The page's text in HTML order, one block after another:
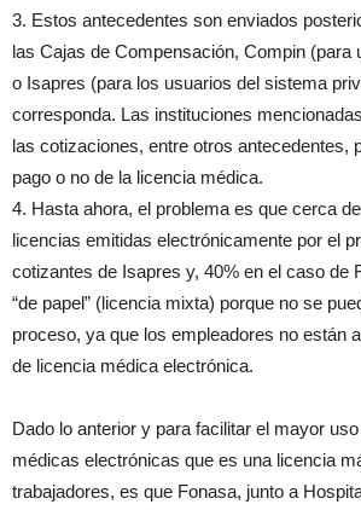
3. Estos antecedentes son enviados
las Cajas de Compensación, Compin (para
o Isapres (para los usuarios del sistema
corresponda. Las instituciones
las cotizaciones, entre otros antecedentes,
pago o no de la licencia médica.
4. Hasta ahora, el problema es que cerca
licencias emitidas electrónicamente por el
cotizantes de Isapres y, 40% en el caso de
“de papel” (licencia mixta) porque no se
proceso, ya que los empleadores no están
de licencia médica electrónica.
Dado lo anterior y para facilitar el mayor
médicas electrónicas que es una licencia
trabajadores, es que Fonasa, junto a